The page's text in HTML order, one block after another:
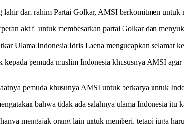
lahir dari rahim Partai Golkar, AMSI berkomitmen untuk
aktif untuk membesarkan partai Golkar dan
Ulama Indonesia Idris Laena mengucapkan selamat
kepada pemuda muslim Indonesia khususnya AMSI
pemuda khusunya AMSI untuk berkarya untuk
bahwa tidak ada salahnya ulama Indonesia itu
mengajak orang lain untuk memberi, tetapi juga